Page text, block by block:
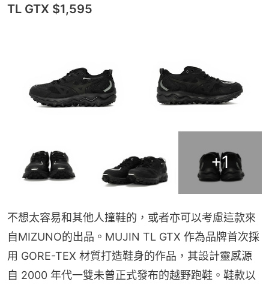
TL GTX $1,595
+1
不想太容易和其他人撞鞋的，或者亦可以考慮這款來
自MIZUNO的出品。MUJIN TL GTX 作為品牌首次採
用 GORE-TEX 材質打造鞋身的作品，其設計靈感源
自 2000 年代一雙未曾正式發布的越野跑鞋。鞋款以